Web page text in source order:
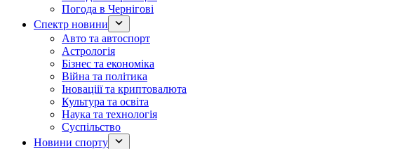
Погода в Чернігові
Спектр новини
Авто та автоспорт
Астрологія
Бізнес та економіка
Війна та політика
Іноваціії та криптовалюта
Культура та освіта
Наука та технологія
Суспільство
Новини спорту